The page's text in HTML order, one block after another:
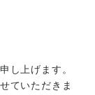
し上げます。
ていただきま